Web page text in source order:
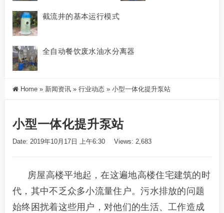
截流井的基本运行模式
全自动餐饮废水油水分离器
Home » 新闻资讯 » 行业动态 » 小型一体化提升泵站
小型一体化提升泵站
Date: 2019年10月17日 上午6:30 Views: 2,683
房屋高楼平地起，在这遍地高楼住宅建筑的时
代，其中不乏众多小流量住户。污水排放的问题
始终困扰着这些用户，对他们的生活、工作造成